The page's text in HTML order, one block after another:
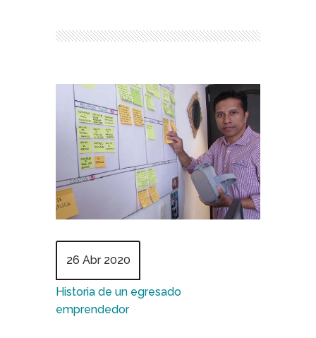
26 Abr 2020
Historia de un egresado
emprendedor